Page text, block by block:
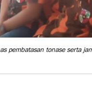
pembatasan tonase serta